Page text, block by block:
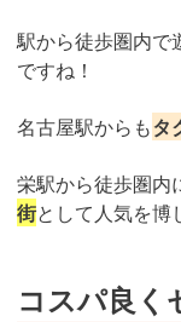
駅から徒歩圏内で
ですね！
名古屋駅からもタ
栄駅から徒歩圏内
街として人気を博
コスパ良く